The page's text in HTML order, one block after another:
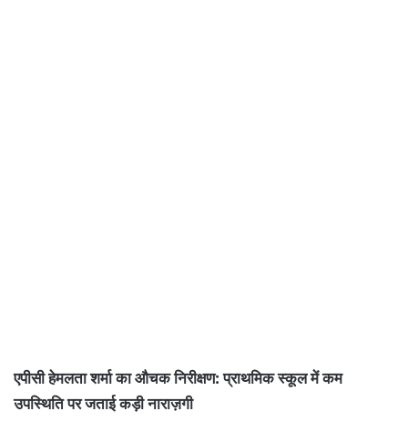
एपीसी हेमलता शर्मा का औचक निरीक्षण: प्राथमिक स्कूल में कम
उपस्थिति पर जताई कड़ी नाराज़गी